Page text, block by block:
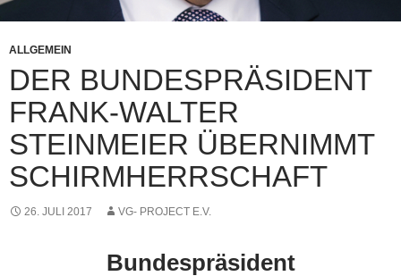
ALLGEMEIN
DER BUNDESPRÄSIDENT
FRANK-WALTER
STEINMEIER ÜBERNIMMT
SCHIRMHERRSCHAFT
26. JULI 2017 VG- PROJECT E.V.
Bundespräsident